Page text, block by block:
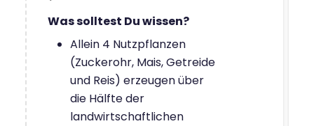
Was solltest Du wissen?
Allein 4 Nutzpflanzen
(Zuckerohr, Mais, Getreide
und Reis) erzeugen über
die Hälfte der
landwirtschaftlichen